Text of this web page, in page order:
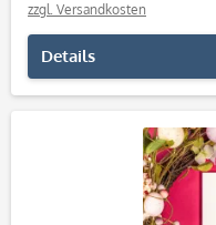
zzgl. Versandkosten
Details